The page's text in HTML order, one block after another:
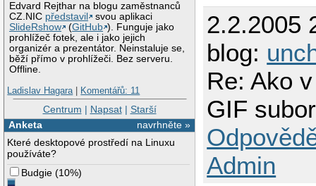
Edvard Rejthar na blogu zaměstnanců
CZ.NIC představil
svou aplikaci
SlideRshow
(GitHub ). Funguje jako
prohlížeč fotek, ale i jako jejich
organizér a prezentátor. Neinstaluje se,
běží přímo v prohlížeči. Bez serveru.
Offline.
Ladislav Hagara| Komentářů: 11
Centrum | Napsat| Starší
navrhněte »
Anketa
Které desktopové prostředí na Linuxu
používáte?
Budgie (10%)
2.2.2005
blog:
Re: Ako
GIF
Admin